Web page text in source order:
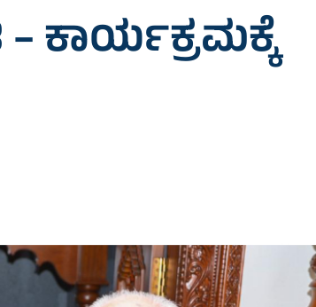
ಕಾರ್ಯಕ್ರಮಕ್ಕೆ